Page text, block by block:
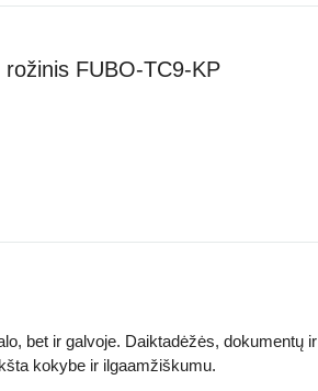
rožinis FUBO-TC9-KP
bet ir galvoje. Daiktadėžės, dokumentų ir
kokybe ir ilgaamžiškumu.